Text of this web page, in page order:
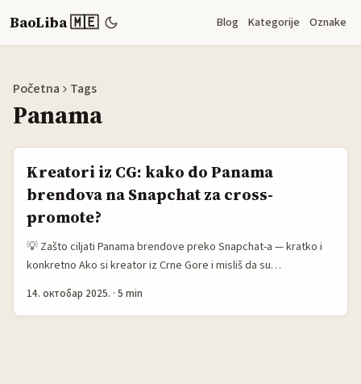
BaoLiba 🇲🇪 Blog Kategorije Oznake
Početna Tags
Panama
Kreatori iz CG: kako do Panama
brendova na Snapchat za cross-
promote?
💡 Zašto ciljati Panama brendove preko Snapchat-a — kratko i
konkretno Ako si kreator iz Crne Gore i misliš da su
internacionalne suradnje samo za velike imena — greška.
Snapchat i dalje drži relevantnu publiku mlađe demo (Snap Inc je
14. октобар 2025. · 5 min